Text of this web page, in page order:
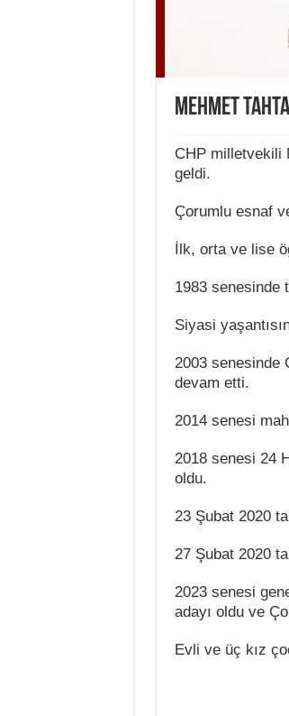
Mehmet
CHP milletvekili
geldi.
Çorumlu esnaf
İlk, orta ve lise
1983 senesinde
Siyasi
2003 senesinde
devam etti.
2014 senesi
2018 senesi 24
oldu.
23 Şubat 2020
27 Şubat 2020
2023 senesi
adayı oldu ve
Evli ve üç kız